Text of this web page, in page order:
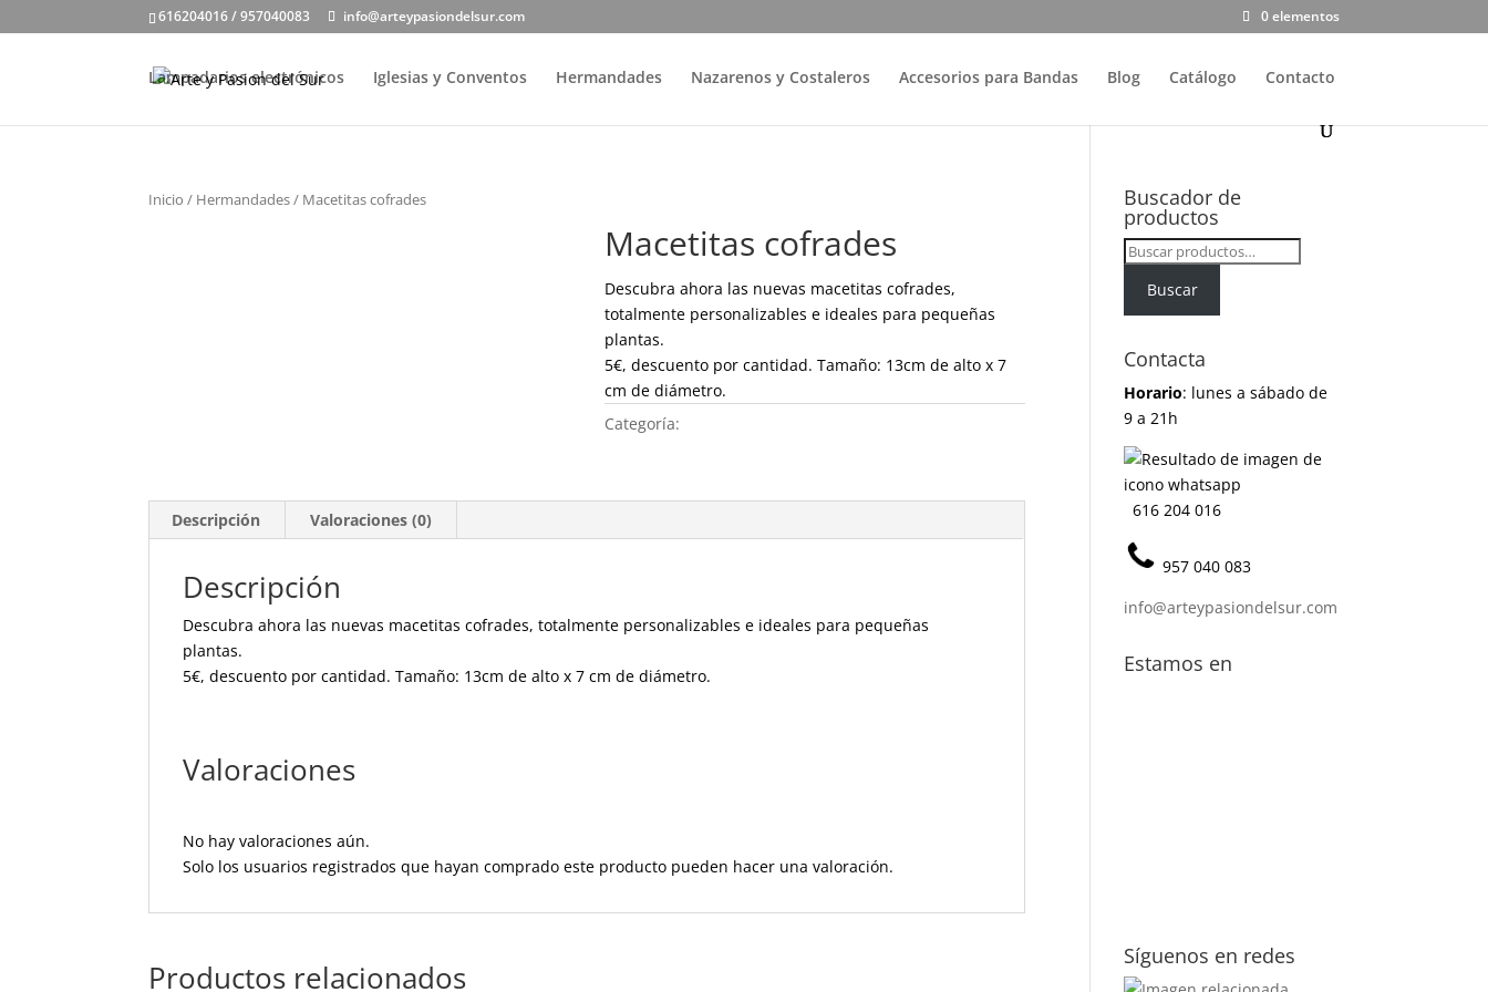
616204016 / 957040083 info@arteypasiondelsur.com 0 elementos
Lampadarios electrónicos Iglesias y Conventos Hermandades Nazarenos y Costaleros Accesorios para Bandas Blog Catálogo Contacto
Inicio / Hermandades/ Macetitas cofrades
Macetitas cofrades
Descubra ahora las nuevas macetitas cofrades,
totalmente personalizables e ideales para pequeñas
plantas.
5€, descuento por cantidad. Tamaño: 13cm de alto x 7
cm de diámetro.
Categoría:
Descripción Valoraciones (0)
Descripción
Descubra ahora las nuevas macetitas cofrades, totalmente personalizables e ideales para pequeñas
plantas.
5€, descuento por cantidad. Tamaño: 13cm de alto x 7 cm de diámetro.
Valoraciones
No hay valoraciones aún.
Solo los usuarios registrados que hayan comprado este producto pueden hacer una valoración.
Productos relacionados
Buscador de
productos
Buscar
Buscar
Contacta
Horario: lunes a sábado de
9 a 21h
616 204 016
957 040 083
info@arteypasiondelsur.com
Estamos en
Síguenos en redes